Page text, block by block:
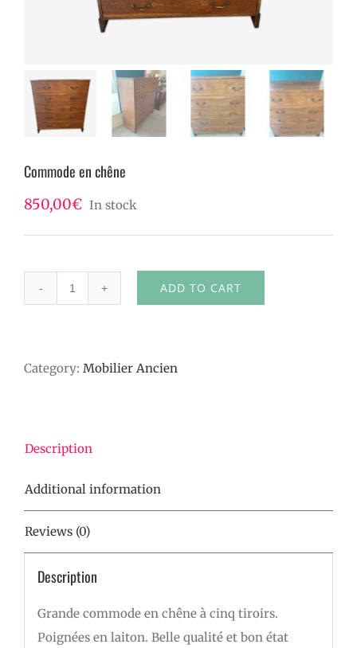
Commode en chêne
850,00€ In stock
quantity
ADD TO CART
Category: Mobilier Ancien
Description
Additional information
Reviews (0)
Description
Grande commode en chêne à cinq tiroirs.
Poignées en laiton. Belle qualité et bon état